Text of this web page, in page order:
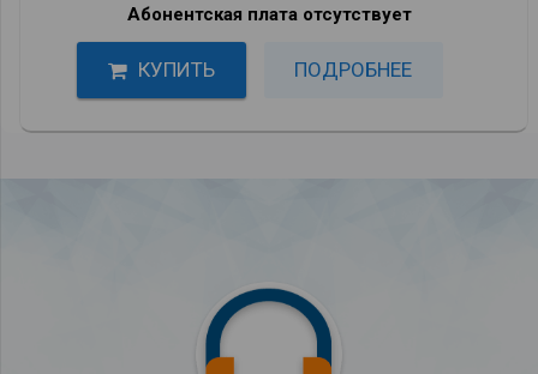
Абонентская плата отсутствует
КУПИТЬ ПОДРОБНЕЕ